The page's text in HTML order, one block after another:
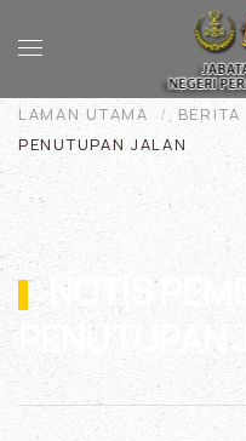
Skip to main content
LAMAN UTAMA BERITA
PENUTUPAN JALAN
NOTIS
PENUTUPAN